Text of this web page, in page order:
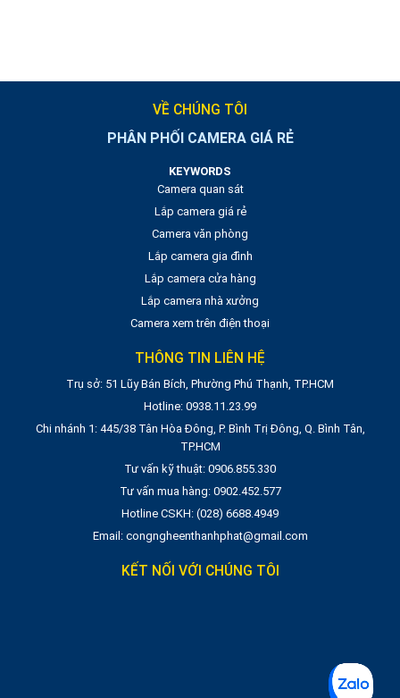
VỀ CHÚNG TÔI
PHÂN PHỐI CAMERA GIÁ RẺ
KEYWORDS
Camera quan sát
Lắp camera giá rẻ
Camera văn phòng
Lắp camera gia đình
Lắp camera cửa hàng
Lắp camera nhà xưởng
Camera xem trên điện thoại
THÔNG TIN LIÊN HỆ
Trụ sở: 51 Lũy Bán Bích, Phường Phú Thạnh, TP.HCM
Hotline: 0938.11.23.99
Chi nhánh 1: 445/38 Tân Hòa Đông, P. Bình Trị Đông, Q. Bình Tân,
TP.HCM
Tư vấn kỹ thuật: 0906.855.330
Tư vấn mua hàng: 0902.452.577
Hotline CSKH: (028) 6688.4949
Email: congngheenthanhphat@gmail.com
KẾT NỐI VỚI CHÚNG TÔI